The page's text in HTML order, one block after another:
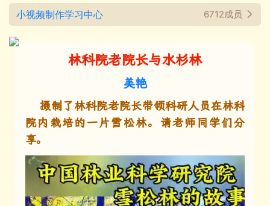
小视频制作学习中心 6712成员
林科院老院长与水杉林
美艳
摄制了林科院老院长带领科研人员在林科
院内栽培的一片雪松林。请老师同学们分
享。